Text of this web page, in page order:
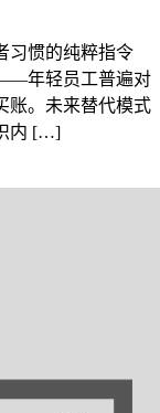
习惯的纯粹指令
年轻员工普遍对
账。未来替代模式
内 […]